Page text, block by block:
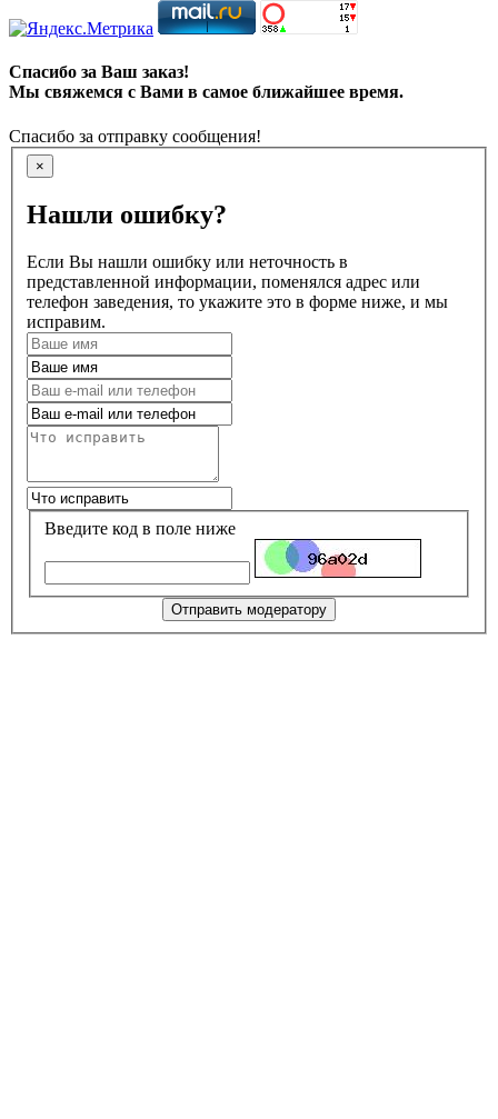
Спасибо за Ваш заказ!
Мы свяжемся с Вами в самое ближайшее время.
Спасибо за отправку сообщения!
×
Нашли ошибку?
Если Вы нашли ошибку или неточность в
представленной информации, поменялся адрес или
телефон заведения, то укажите это в форме ниже, и мы
исправим.
Введите код в поле ниже
Отправить модератору